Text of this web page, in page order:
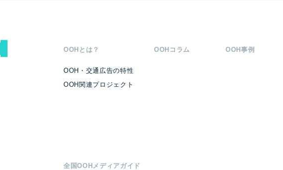
OOHとは？
OOH・交通広告の特性
OOH関連プロジェクト
OOHコラム OOH事例
全国OOHメディアガイド